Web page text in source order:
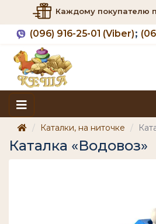
Каждому покупателю
(096) 916-25-01 (Viber)
Каталки, на ниточке
Каталка «Водовоз»